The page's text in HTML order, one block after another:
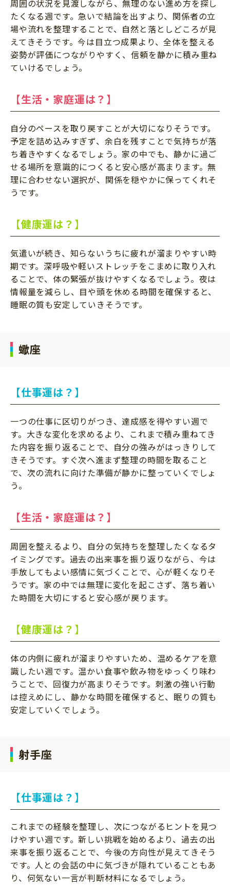
周囲の状況を見渡しながら、無理のない進め方を探し
たくなる週です。急いで結論を出すより、関係者の立
場や流れを整理することで、自然と落としどころが見
えてきそうです。今は目立つ成果より、全体を整える
姿勢が評価につながりやすく、信頼を静かに積み重ね
ていけるでしょう。
【生活・家庭運は？】
自分のペースを取り戻すことが大切になりそうです。
予定を詰め込みすぎず、余白を残すことで気持ちが落
ち着きやすくなるでしょう。家の中でも、静かに過ご
せる場所を意識的につくると安心感が高まります。無
理に合わせない選択が、関係を穏やかに保ってくれそ
うです。
【健康運は？】
気遣いが続き、知らないうちに疲れが溜まりやすい時
期です。深呼吸や軽いストレッチをこまめに取り入れ
ることで、体の緊張が抜けやすくなるでしょう。夜は
情報量を減らし、目や頭を休める時間を確保すると、
睡眠の質も安定していきそうです。
蠍座
【仕事運は？】
一つの仕事に区切りがつき、達成感を得やすい週で
す。大きな変化を求めるより、これまで積み重ねてき
た内容を振り返ることで、自分の強みがはっきりして
きそうです。すぐ次へ進まず整理の時間を取ること
で、次の流れに向けた準備が静かに整っていくでしょ
う。
【生活・家庭運は？】
周囲を整えるより、自分の気持ちを整理したくなるタ
イミングです。過去の出来事を振り返りながら、今は
手放してもよい感情に気づくことで、心が軽くなりそ
うです。家の中では無理に変化を起こさず、落ち着い
た時間を大切にすると安心感が戻ります。
【健康運は？】
体の内側に疲れが溜まりやすいため、温めるケアを意
識したい週です。温かい食事や飲み物をゆっくり味わ
うことで、回復力が高まりそうです。刺激の強い行動
は控えめにし、静かな時間を確保すると、眠りの質も
安定していくでしょう。
射手座
【仕事運は？】
これまでの経験を整理し、次につながるヒントを見つ
けやすい週です。新しい挑戦を始めるより、過去の出
来事を振り返ることで、今後の方向性が見えてきそう
です。人との会話の中に気づきが隠れていることもあ
り、何気ない一言が判断材料になるでしょう。